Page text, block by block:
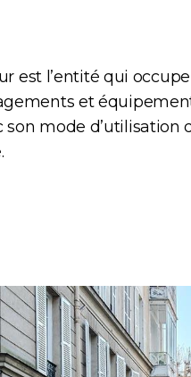
est l’entité qui
et
mode d’utilisation